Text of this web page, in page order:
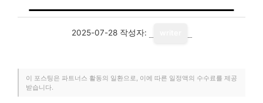
2025-07-28 작성자:
이 포스팅은 파트너스 활동의 일환으로, 이에 따른 일정액의 수수료를 제공
받습니다.